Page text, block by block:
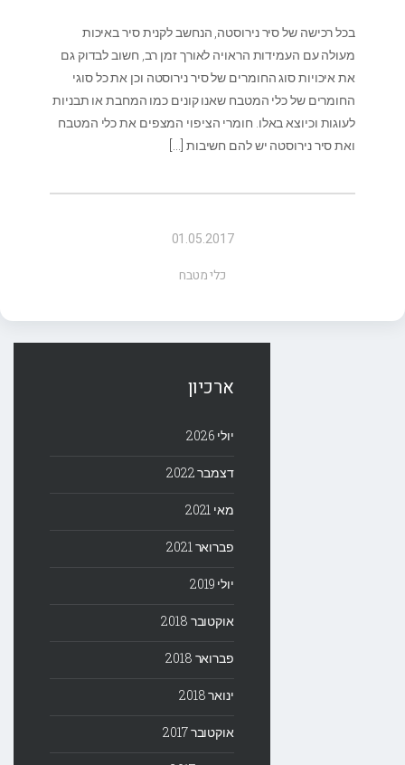
בכל רכישה של סיר נירוסטה, הנחשב לקנית סיר באיכות
מעולה עם העמידות הראויה לאורך זמן רב, חשוב לבדוק גם
את איכויות סוג החומרים של סיר נירוסטה וכן את כל סוגי
החומרים של כלי המטבח שאנו קונים כמו המחבת או תבניות
לעוגות וכיוצא באלו. חומרי הציפוי המצפים את כלי המטבח
ואת סיר נירוסטה יש להם חשיבות […]
01.05.2017
כלי מטבח
ארכיון
יולי 2026
דצמבר 2022
מאי 2021
פברואר 2021
יולי 2019
אוקטובר 2018
פברואר 2018
ינואר 2018
אוקטובר 2017